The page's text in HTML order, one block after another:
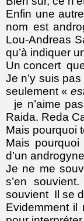
Enfin une
nom est
Lou-Andreas
qu’à indiquer
Un concert
Je n’y suis
seulement «
je n’aime
Raida. Reda
Mais pourquoi
Mais pourquoi
d’un
Je ne me
s’en
souvient Il se
Evidemment il